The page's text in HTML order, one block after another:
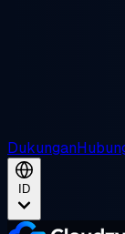
Dukungan
ID